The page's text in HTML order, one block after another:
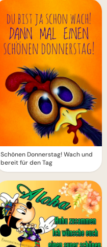
Schönen Donnerstag! Wach und
bereit für den Tag